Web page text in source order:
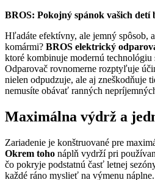
BROS: Pokojný spánok vašich detí
Hľadáte efektívny, ale jemný spôsob,
komármi? BROS elektrický
ktoré kombinuje modernú technológiu
Odparovač rovnomerne rozptyľuje
nielen odpudzuje, ale aj zneškodňuje
nemusíte obávať ranných
Maximálna výdrž a
Zariadenie je konštruované pre
Okrem toho náplň vydrží pri
čo pokryje podstatnú časť letnej
každé ráno myslieť na výmenu náplne.